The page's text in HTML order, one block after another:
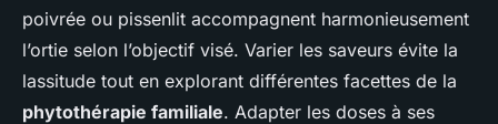
poivrée ou pissenlit accompagnent harmonieusement
l’ortie selon l’objectif visé. Varier les saveurs évite la
lassitude tout en explorant différentes facettes de la
phytothérapie familiale. Adapter les doses à ses